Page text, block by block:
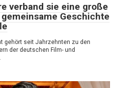
verband sie eine große
Geschichte
gehört seit Jahrzehnten zu den
der deutschen Film- und